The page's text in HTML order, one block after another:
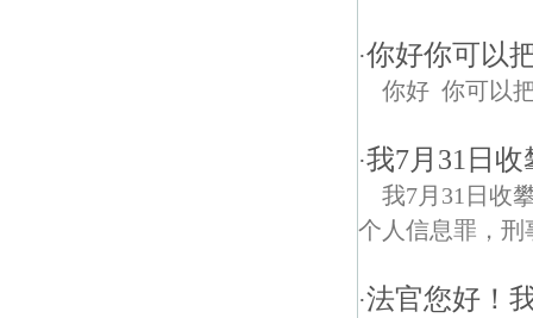
·你好你可以
你好 你可以
·我7月31日
我7月31日收
个人信息罪，刑
·法官您好！